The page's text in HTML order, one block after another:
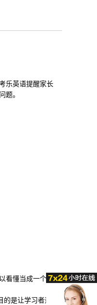
乐英语提醒家长
。
看懂当成一个学
是让学习者通